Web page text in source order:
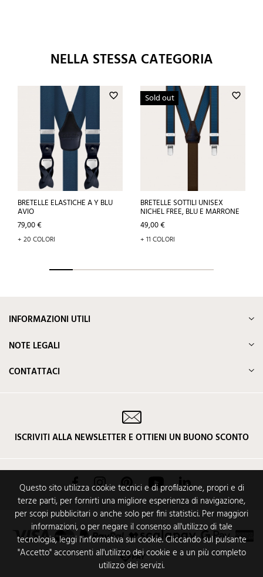
NELLA STESSA CATEGORIA
favorite_border
BRETELLE ELASTICHE A Y BLU
AVIO
Prezzo
79,00 €
+ 20 COLORI
favorite_border
Sold out
BRETELLE SOTTILI UNISEX
NICHEL FREE, BLU E MARRONE
Prezzo
49,00 €
+ 11 COLORI
Questo sito utilizza cookie tecnici e di profilazione, propri e di
terze parti, per fornirti una migliore esperienza di navigazione,
per scopi pubblicitari o anche solo per fini statistici. Per maggiori
informazioni, o per negare il consenso all'utilizzo di tale
tecnologia, leggi l'informativa sui cookie. Cliccando sul pulsante
"Accetto" acconsenti all'utilizzo dei cookie e a un più completo
utilizzo dei servizi.
INFORMAZIONI UTILI
NOTE LEGALI
CONTATTACI
ISCRIVITI ALLA NEWSLETTER E OTTIENI UN BUONO SCONTO
FacebookInstagramPinterest YouTube